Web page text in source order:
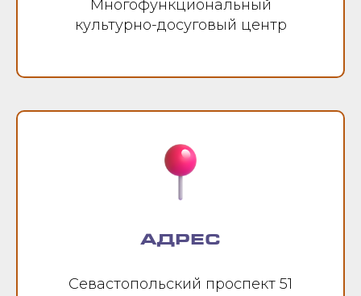
Многофункциональный
культурно-досуговый центр
АДРЕС
Севастопольский проспект 51